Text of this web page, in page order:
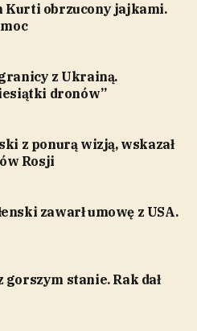
Kurti obrzucony jajkami.
z Ukrainą.
dronów”
z ponurą wizją, wskazał
Rosji
zawarł umowę z USA.
gorszym stanie. Rak dał